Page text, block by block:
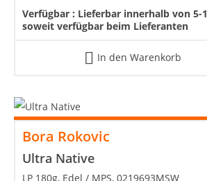
Verfügbar : Lieferbar innerhalb von 5-
soweit verfügbar beim Lieferanten
In den Warenkorb
Bora Rokovic
Ultra Native
LP 180g, Edel / MPS, 0219693MSW